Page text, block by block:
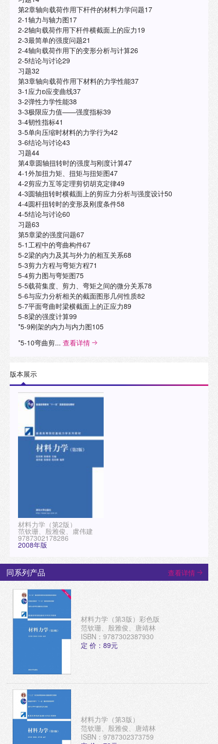
第2章轴向载荷作用下杆件的材料力学问题17
2-1轴力与轴力图17
2-2轴向载荷作用下杆件横截面上的应力19
2-3最简单的强度问题21
2-4轴向载荷作用下的变形分析与计算26
2-5结论与讨论29
习题32
第3章轴向载荷作用下材料的力学性能37
3-1应力应变曲线37
3-2弹性力学性能38
3-3极限应力值——强度指标39
3-4韧性指标41
3-5单向压缩时材料的力学行为42
3-6结论与讨论43
习题44
第4章圆轴扭转时的强度与刚度计算47
4-1外加扭力矩、扭矩与扭矩图47
4-2剪应力互等定理剪切胡克定律49
4-3圆轴扭转时横截面上的剪应力分析与强度设计50
4-4圆杆扭转时的变形及刚度条件58
4-5结论与讨论60
习题63
第5章梁的强度问题67
5-1工程中的弯曲构件67
5-2梁的内力及其与外力的相互关系68
5-3剪力方程与弯矩方程71
5-4剪力图与弯矩图75
5-5载荷集度、剪力、弯矩之间的微分关系78
5-6与应力分析相关的截面图形几何性质82
5-7平面弯曲时梁横截面上的正应力89
5-8梁的强度计算99
*5-9刚架的内力与内力图105
*5-10弯曲剪... 查看详情
版本展示
材料力学（第2版）
范钦珊、殷雅俊、虞伟建
9787302178286
2008年版
同系列产品 查看详情
材料力学（第3版）彩色版
范钦珊、殷雅俊、唐靖林
ISBN：9787302387930
定 价：89元
材料力学（第3版）
范钦珊、殷雅俊、唐靖林
ISBN：9787302373759